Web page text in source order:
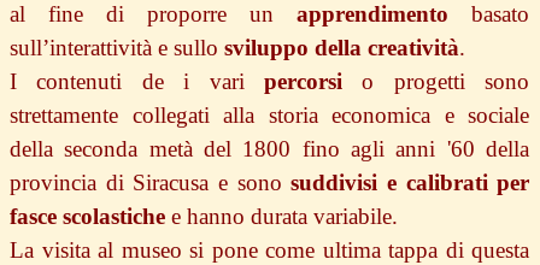
al fine di proporre unapprendimento basato
sull’interattività e sullo sviluppo della creatività.
I contenuti de i vari percorsi o progetti sono
strettamente collegati alla storia economica e sociale
della seconda metà del 1800 fino agli anni '60 della
provincia di Siracusa e sonosuddivisi e calibrati per
fasce scolastiche e hanno durata variabile.
La visita al museo si pone come ultima tappa di questa